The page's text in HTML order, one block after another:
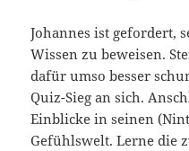
Johannes ist gefordert,
Wissen zu beweisen.
dafür umso besser
Quiz-Sieg an sich.
Einblicke in seinen
Gefühlswelt. Lerne die